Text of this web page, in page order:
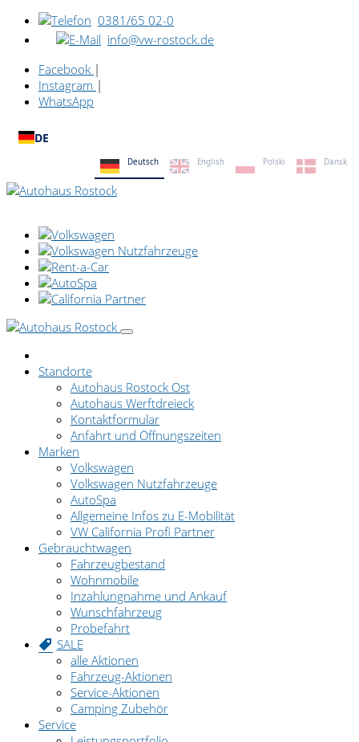
0381/65 02-0
info@vw-rostock.de
Facebook |
Instagram |
WhatsApp
DE
Deutsch English Polski Dansk
Standorte
Autohaus Rostock Ost
Autohaus Werftdreieck
Kontaktformular
Anfahrt und Öffnungszeiten
Marken
Volkswagen
Volkswagen Nutzfahrzeuge
AutoSpa
Allgemeine Infos zu E-Mobilität
VW California Profi Partner
Gebrauchtwagen
Fahrzeugbestand
Wohnmobile
Inzahlungnahme und Ankauf
Wunschfahrzeug
Probefahrt
SALE
alle Aktionen
Fahrzeug-Aktionen
Service-Aktionen
Camping Zubehör
Service